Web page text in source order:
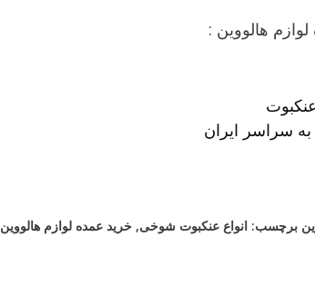
هالووین :
سراسر ایران
برچسب: انواع عنکبوت شوخی, خرید عمده لوازم هالووین